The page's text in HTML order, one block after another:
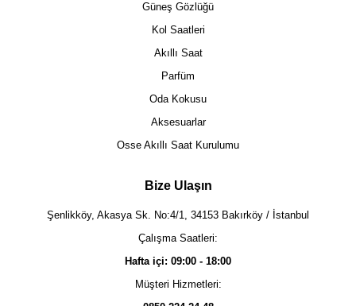
Güneş Gözlüğü
Kol Saatleri
Akıllı Saat
Parfüm
Oda Kokusu
Aksesuarlar
Osse Akıllı Saat Kurulumu
Bize Ulaşın
Şenlikköy, Akasya Sk. No:4/1, 34153 Bakırköy / İstanbul
Çalışma Saatleri:
Hafta içi: 09:00 - 18:00
Müşteri Hizmetleri: